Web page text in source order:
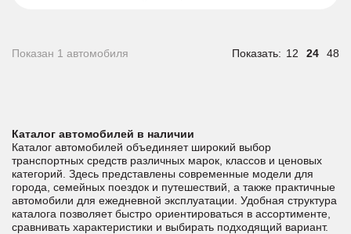
Показан 1 автомобиля Показать: 12 24 48
Каталог автомобилей в наличии
Каталог автомобилей объединяет широкий выбор
транспортных средств различных марок, классов и ценовых
категорий. Здесь представлены современные модели для
города, семейных поездок и путешествий, а также практичные
автомобили для ежедневной эксплуатации. Удобная структура
каталога позволяет быстро ориентироваться в ассортименте,
сравнивать характеристики и выбирать подходящий вариант.